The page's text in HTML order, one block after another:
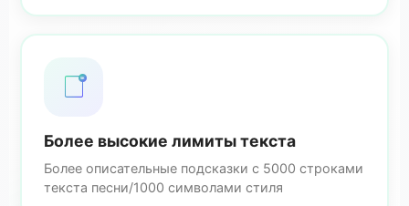
5K
Более высокие лимиты текста
Более описательные подсказки с 5000 строками
текста песни/1000 символами стиля